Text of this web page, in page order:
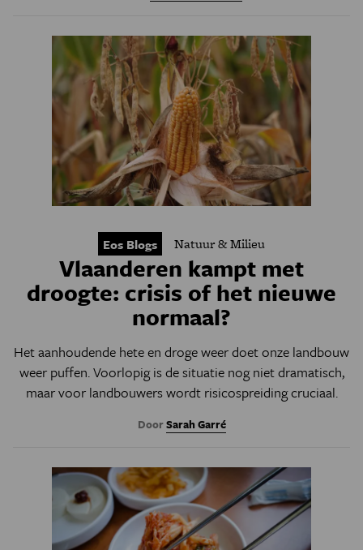
Eos Blogs Natuur & Milieu
Vlaanderen kampt met
droogte: crisis of het nieuwe
normaal?
Het aanhoudende hete en droge weer doet onze landbouw
weer puffen. Voorlopig is de situatie nog niet dramatisch,
maar voor landbouwers wordt risicospreiding cruciaal.
DoorSarah Garré